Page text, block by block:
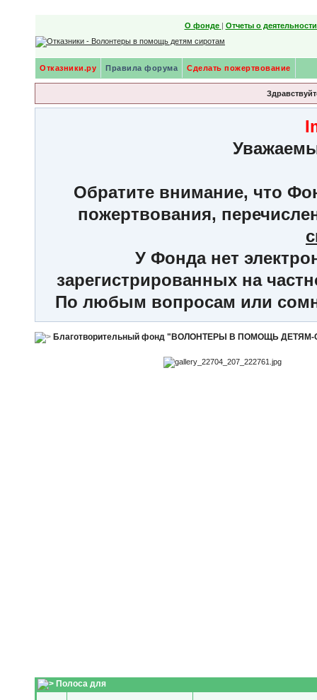
О фонде | Отчеты о
Отказники.ру Правила форума Сделать пожертвование
Обратите внимание, что
пожертвования,
У Фонда нет
зарегистрированных на
По любым вопросам или
Благотворительный фонд "ВОЛОНТЕРЫ В ПОМОЩЬ
Полоса для